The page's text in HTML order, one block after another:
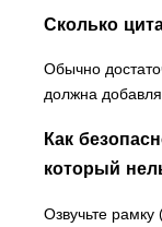
Сколько
Обычно
должна
Как
который
Озвучьте